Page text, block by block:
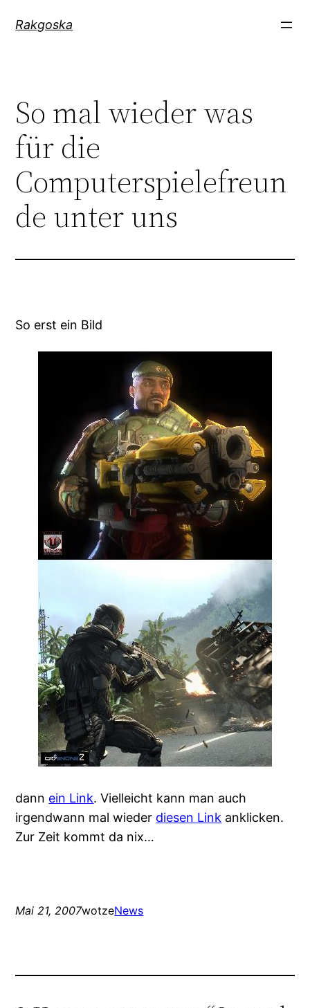
InhaltRakgoska
So mal wieder was
für die
Computerspielefreun
de unter uns
So erst ein Bild
dann ein Link. Vielleicht kann man auch
irgendwann mal wieder diesen Link anklicken.
Zur Zeit kommt da nix…
Mai 21, 2007wotzeNews